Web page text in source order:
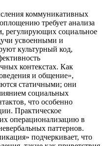
коммуникативных
требует анализа
регулирующих социальное
усвоенными и
культурный код,
контекстах. Как
и общение»,
статичными; они
социальных
что особенно
Практическое
операционализацию в
паттернов.
подчеркивает, что